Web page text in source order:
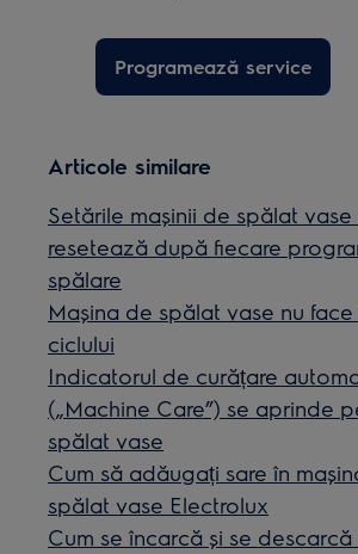
Programează service
Articole similare
Setările mașinii de spălat vase
resetează după fiecare
spălare
Mașina de spălat vase nu
ciclului
Indicatorul de curățare
(„Machine Care”) se aprinde
spălat vase
Cum să adăugați sare în
spălat vase Electrolux
Cum se încarcă și se